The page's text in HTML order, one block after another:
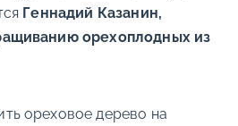
Геннадий Казанин,
орехоплодных из
ореховое дерево на